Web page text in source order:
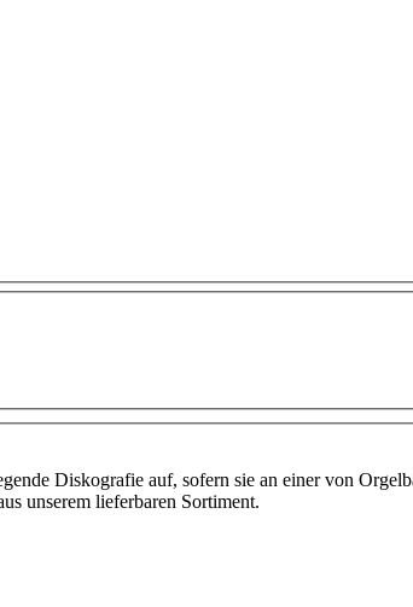
Diskografie auf, sofern sie an einer von
unserem lieferbaren Sortiment.